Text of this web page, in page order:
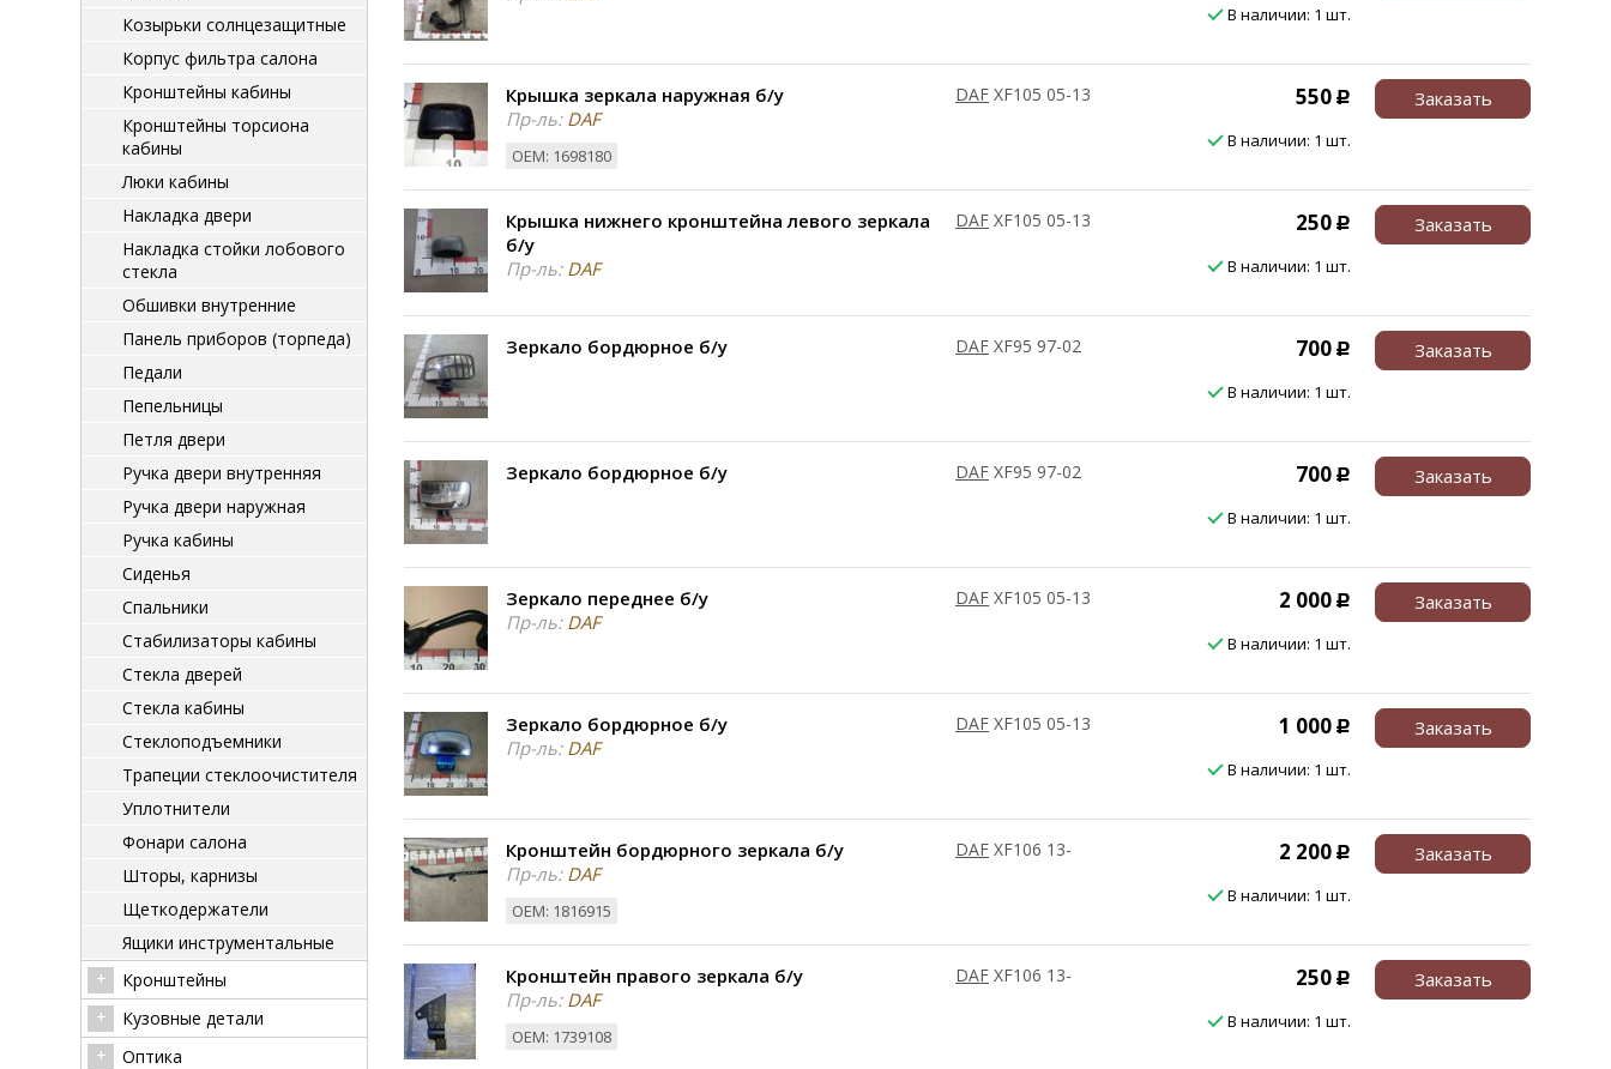
Козырьки солнцезащитные
Корпус фильтра салона
Кронштейны кабины
Кронштейны торсиона
кабины
Люки кабины
Накладка двери
Накладка стойки лобового
стекла
Обшивки внутренние
Панель приборов (торпеда)
Педали
Пепельницы
Петля двери
Ручка двери внутренняя
Ручка двери наружная
Ручка кабины
Сиденья
Спальники
Стабилизаторы кабины
Стекла дверей
Стекла кабины
Стеклоподъемники
Трапеции стеклоочистителя
Уплотнители
Фонари салона
Шторы, карнизы
Щеткодержатели
Ящики инструментальные
Кронштейны
Кузовные детали
Оптика
В наличии: 1 шт.
Крышка зеркала наружная б/у
Пр-ль:DAF
ОЕМ: 1698180
DAF XF105 05-13 550 Р
В наличии: 1 шт.
Заказать
Крышка нижнего кронштейна левого зеркала
б/у
Пр-ль:DAF
DAF XF105 05-13 250 Р
В наличии: 1 шт.
Заказать
Зеркало бордюрное б/у DAF XF95 97-02 700 Р
В наличии: 1 шт.
Заказать
Зеркало бордюрное б/у DAF XF95 97-02 700 Р
В наличии: 1 шт.
Заказать
Зеркало переднее б/у
Пр-ль:DAF
DAF XF105 05-13 2 000 Р
В наличии: 1 шт.
Заказать
Зеркало бордюрное б/у
Пр-ль:DAF
DAF XF105 05-13 1 000 Р
В наличии: 1 шт.
Заказать
Кронштейн бордюрного зеркала б/у
Пр-ль:DAF
ОЕМ: 1816915
DAF XF106 13- 2 200 Р
В наличии: 1 шт.
Заказать
Кронштейн правого зеркала б/у
Пр-ль:DAF
ОЕМ: 1739108
DAF XF106 13- 250 Р
В наличии: 1 шт.
Заказать